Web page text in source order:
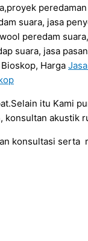
suara, jasa
peredam
suara, jasa
Harga
itu Kami
konsultan akustik
konsultasi serta